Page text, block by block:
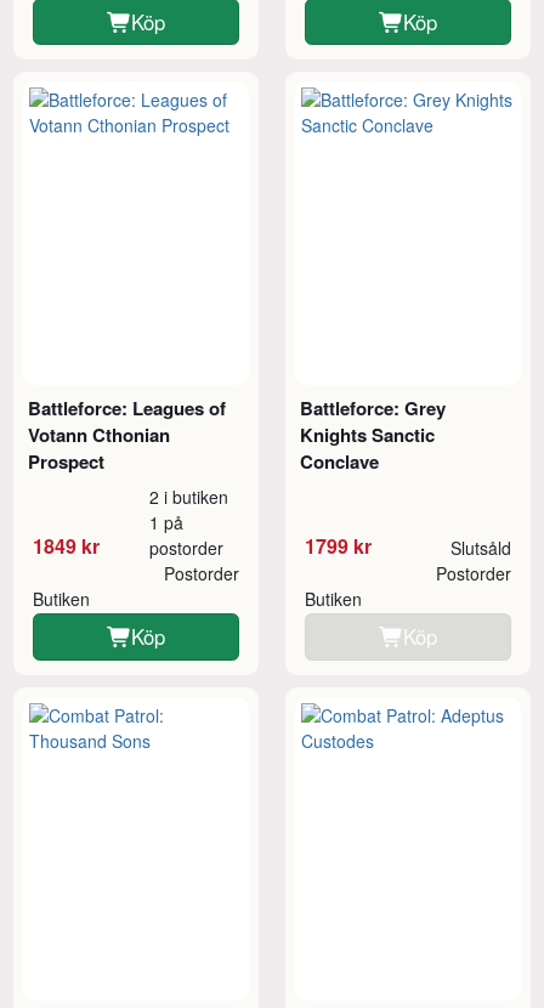
Köp Köp
Battleforce: Leagues of
Votann Cthonian
Prospect
1849 kr
2 i butiken
1 på
postorder
Butiken
Postorder
Köp
Battleforce: Grey
Knights Sanctic
Conclave
1799 kr Slutsåld
Butiken
Postorder
Köp